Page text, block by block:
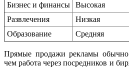
Бизнес и финансы
Высокая
Развлечения
Низкая
Образование
Средняя
Прямые продажи рекламы обычно
чем работа через посредников и